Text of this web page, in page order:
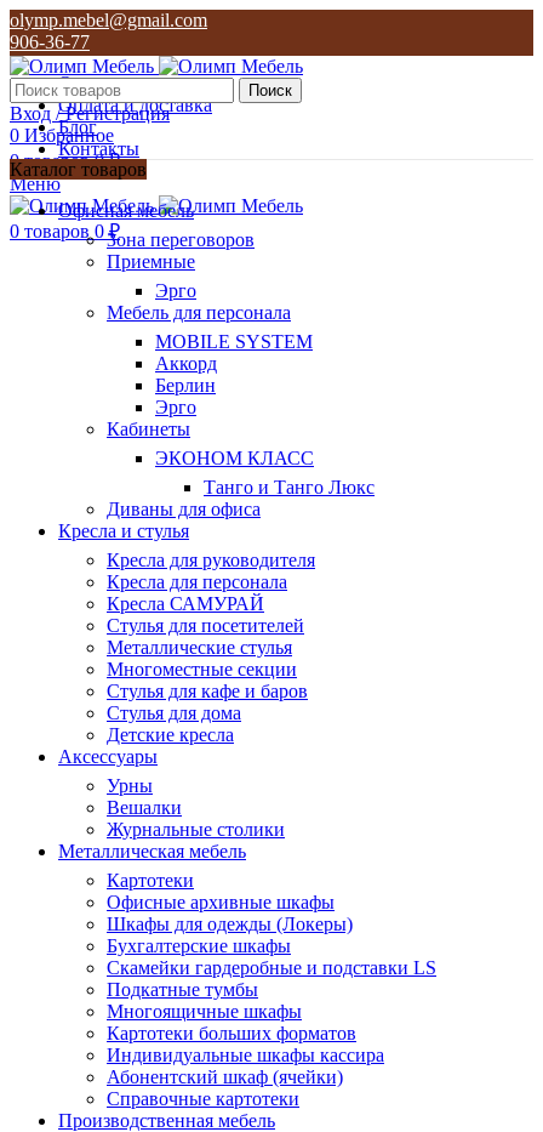
olymp.mebel@gmail.com
906-36-77
О нас
Оплата и доставка
Блог
Контакты
906-36-77
Поиск
Вход / Регистрация
0 Избранное
0товаров 0₽
Меню
0 товаров 0₽
Каталог товаров
Офисная мебель
Зона переговоров
Приемные
Эрго
Мебель для персонала
MOBILE SYSTEM
Аккорд
Берлин
Эрго
Кабинеты
ЭКОНОМ КЛАСС
Танго и Танго Люкс
Диваны для офиса
Кресла и стулья
Кресла для руководителя
Кресла для персонала
Кресла САМУРАЙ
Стулья для посетителей
Металлические стулья
Многоместные секции
Стулья для кафе и баров
Стулья для дома
Детские кресла
Аксессуары
Урны
Вешалки
Журнальные столики
Металлическая мебель
Картотеки
Офисные архивные шкафы
Шкафы для одежды (Локеры)
Бухгалтерские шкафы
Скамейки гардеробные и подставки LS
Подкатные тумбы
Многоящичные шкафы
Картотеки больших форматов
Индивидуальные шкафы кассира
Абонентский шкаф (ячейки)
Справочные картотеки
Производственная мебель